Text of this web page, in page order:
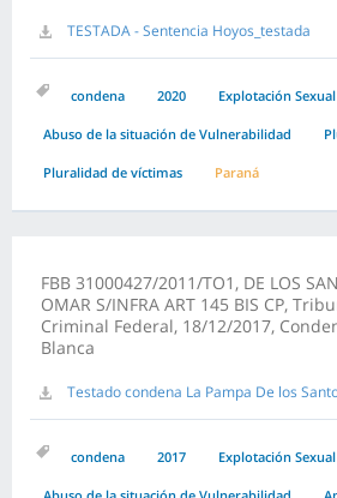
TESTADA - Sentencia Hoyos_testada
condena 2020 Explotación Sexual
Abuso de la situación de Vulnerabilidad
Pluralidad de víctimas Paraná
FBB 31000427/2011/TO1, DE LOS
OMAR S/INFRA ART 145 BIS CP,
Criminal Federal, 18/12/2017,
Blanca
Testado condena La Pampa De los
condena 2017 Explotación Sexual